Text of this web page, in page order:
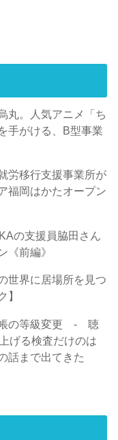
丸。人気アニメ「ち
手がける、B型事業
労移行支援事業所が
福岡はかたオープン
の支援員脇田さん
《前編》
世界に居場所を見つ
】
帳の等級変更 - 聴
げる検査だけのは
話まで出てきた